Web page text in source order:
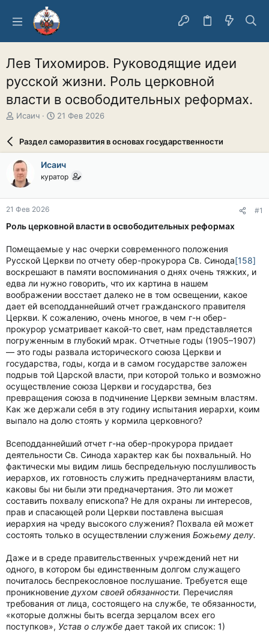
Лев Тихомиров. Руководящие идеи
русской жизни. Роль церковной
власти в освободительных реформах.
А
о
р
т
е
м
ы
Исаич
Д
а
а
ч
л
21 Фев 2026
Раздел саморазвития в основах государственности
Исаич
куратор
21 Фев 2026 #1
Роль церковной власти в освободительных реформах
Помещаемые у нас очерки современного положения
Русской Церкви по отчету обер-прокурора Св. Синода[158]
воскрешают в памяти воспоминания о днях очень тяжких, и
едва ли нужно говорить, что их картина в нашем
воображении восстает далеко не в том освещении, какое
дает ей всеподданнейший отчет гражданского правителя
Церкви. К сожалению, очень многое, в чем г-н обер-
прокурор усматривает какой-то свет, нам представляется
погруженным в глубокий мрак. Отчетные годы (1905–1907)
— это годы развала исторического союза Церкви и
государства, годы, когда и в самом государстве заложен
подрыв той Царской власти, при которой только и возможно
осуществление союза Церкви и государства, без
превращения союза в подчинение Церкви земным властям.
Как же держали себя в эту годину испытания иерархи, коим
выпало на долю стоять у кормила церковного?
Всеподданнейший отчет г-на обер-прокурора придает
деятельности Св. Синода характер как бы похвальный. Но
фактически мы видим лишь беспредельную послушливость
иерархов, их готовность служить предначертаниям власти,
каковы бы ни были эти предначертания. Это ли может
составить похвалу епископа? Не для охраны ли интересов,
прав и спасающей роли Церкви поставлена высшая
иерархия на чреду высокого служения? Похвала ей может
состоять только в осуществлении служения Божьему делу.
Даже и в среде правительственных учреждений нет ни
одного, в котором бы единственным долгом служащего
почиталось беспрекословное послушание. Требуется еще
проникновение духом своей обязанности. Перечисляя
требования от лица, состоящего на службе, те обязанности,
«которые должны быть всегда зерцалом всех его
поступков», Устав о службе дает такой их список: 1)